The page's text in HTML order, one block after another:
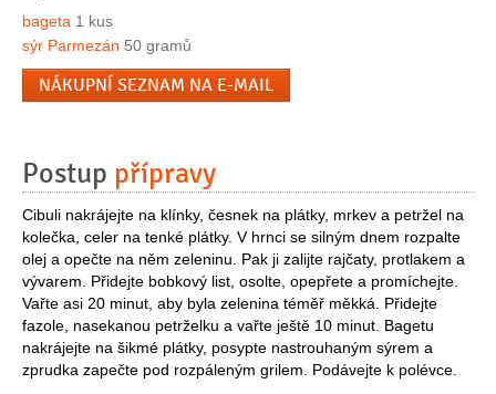
bageta 1 kus
sýr Parmezán 50 gramů
NÁKUPNÍ SEZNAM NA E-MAIL
Postup přípravy
Cibuli nakrájejte na klínky, česnek na plátky, mrkev a petržel na
kolečka, celer na tenké plátky. V hrnci se silným dnem rozpalte
olej a opečte na něm zeleninu. Pak ji zalijte rajčaty, protlakem a
vývarem. Přidejte bobkový list, osolte, opepřete a promíchejte.
Vařte asi 20 minut, aby byla zelenina téměř měkká. Přidejte
fazole, nasekanou petrželku a vařte ještě 10 minut. Bagetu
nakrájejte na šikmé plátky, posypte nastrouhaným sýrem a
zprudka zapečte pod rozpáleným grilem. Podávejte k polévce.